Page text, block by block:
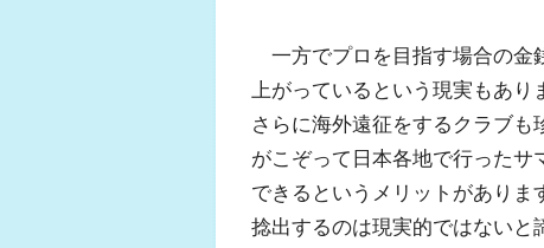
一方でプロを目指す場合の金
上がっているという現実もあ
さらに海外遠征をするクラブ
がこぞって日本各地で行った
できるというメリットがあり
捻出するのは現実的ではないと